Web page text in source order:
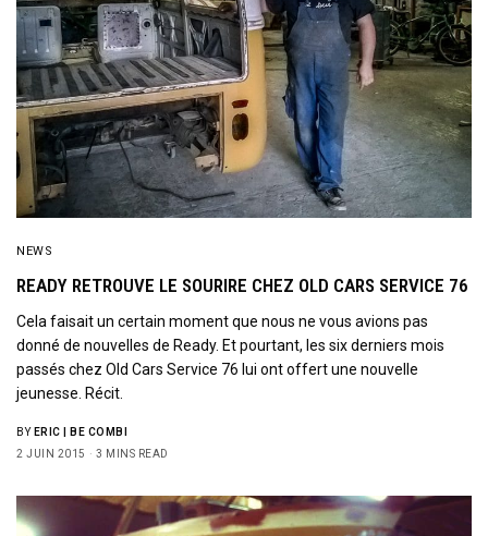
NEWS
READY RETROUVE LE SOURIRE CHEZ OLD CARS SERVICE 76
Cela faisait un certain moment que nous ne vous avions pas
donné de nouvelles de Ready. Et pourtant, les six derniers mois
passés chez Old Cars Service 76 lui ont offert une nouvelle
jeunesse. Récit.
BY ERIC | BE COMBI
2 JUIN 2015
3 MINS READ